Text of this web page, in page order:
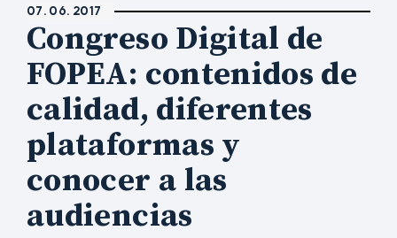
07. 06. 2017
Congreso Digital de
FOPEA: contenidos de
calidad, diferentes
plataformas y
conocer a las
audiencias